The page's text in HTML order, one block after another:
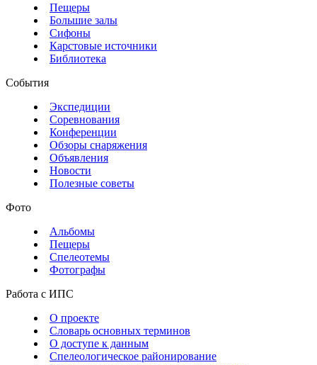
Пещеры
Большие залы
Сифоны
Карстовые источники
Библиотека
События
Экспедиции
Соревнования
Конференции
Обзоры снаряжения
Объявления
Новости
Полезные советы
Фото
Альбомы
Пещеры
Спелеотемы
Фотографы
Работа с ИПС
О проекте
Словарь основных терминов
О доступе к данным
Спелеологическое районирование